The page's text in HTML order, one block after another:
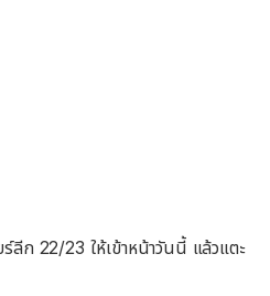
ลีก 22/23 ให้เข้าหน้าวันนี้ แล้วแตะ